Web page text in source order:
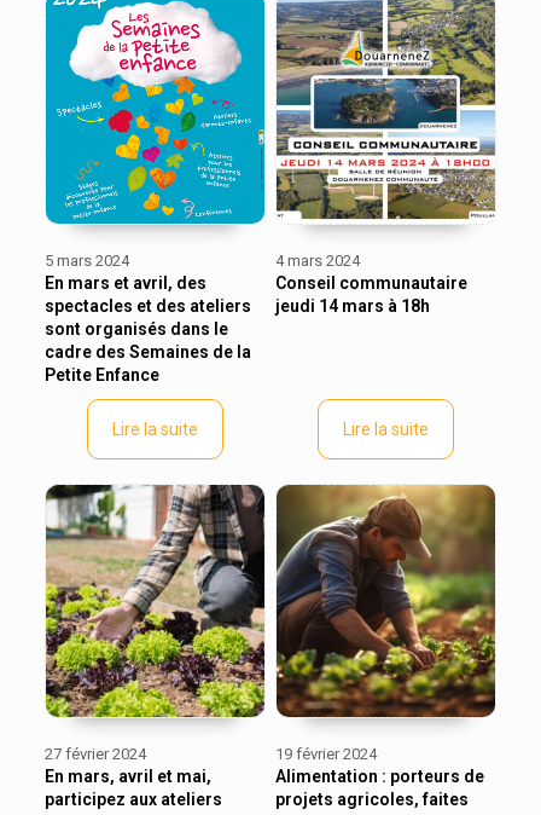
5 mars 2024
En mars et avril, des
spectacles et des ateliers
sont organisés dans le
cadre des Semaines de la
Petite Enfance
Lire la suite
4 mars 2024
Conseil communautaire
jeudi 14 mars à 18h
Lire la suite
27 février 2024
En mars, avril et mai,
participez aux ateliers
19 février 2024
Alimentation : porteurs de
projets agricoles, faites